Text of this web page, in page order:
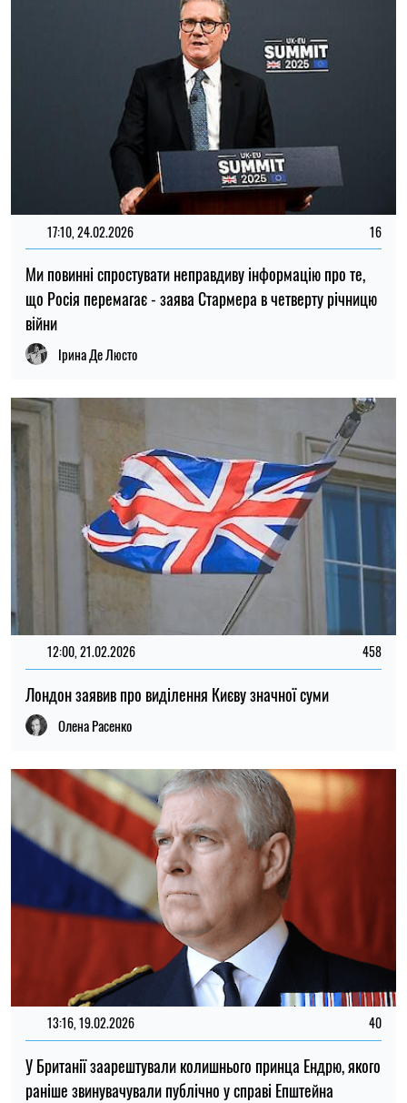
17:10, 24.02.2026 16
Ми повинні спростувати неправдиву інформацію про те,
що Росія перемагає - заява Стармера в четверту річницю
війни
Ірина Де Люсто
12:00, 21.02.2026 458
Лондон заявив про виділення Києву значної суми
Олена Расенко
13:16, 19.02.2026 40
У Британії заарештували колишнього принца Ендрю, якого
раніше звинувачували публічно у справі Епштейна